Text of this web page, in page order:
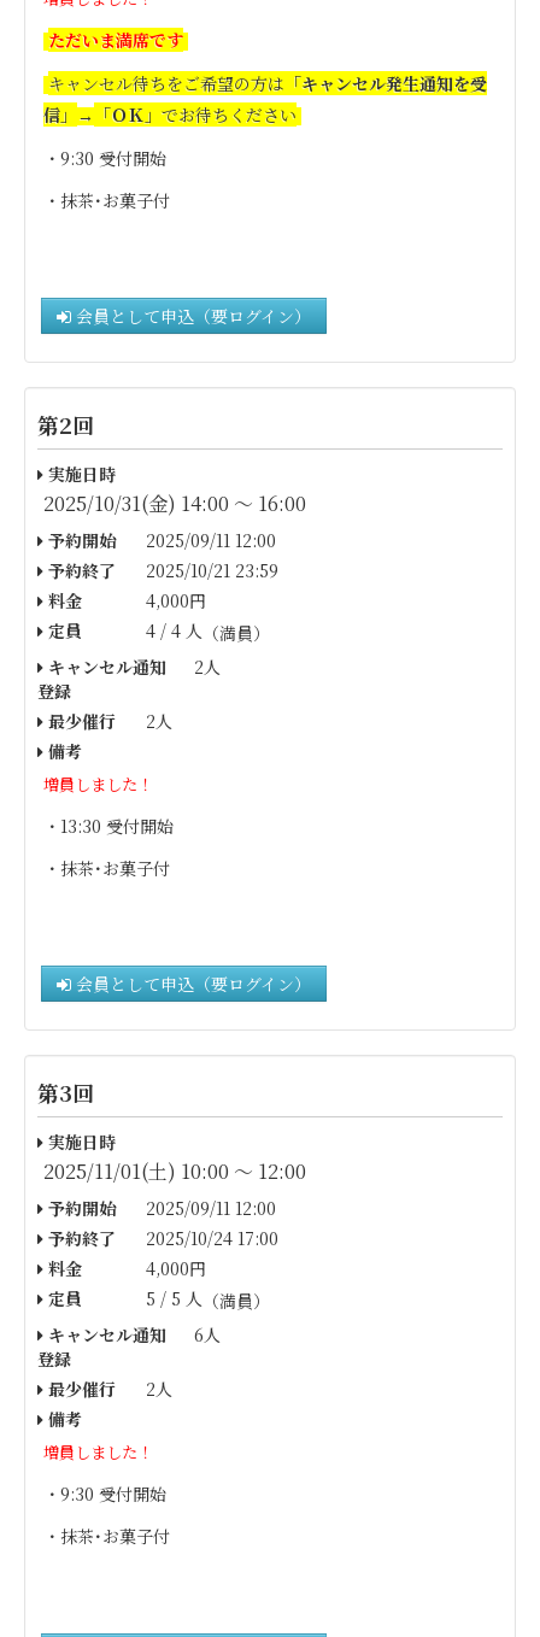
ただいま満席です
キャンセル待ちをご希望の方は 「キャンセル発生通知を受
信」
→ 「ＯＫ」でお待ちください
・9:30 受付開始
・抹茶･お菓子付
会員として申込（要ログイン）
第2回
実施日時
2025/10/31(金) 14:00 〜 16:00
予約開始
2025/09/11 12:00
予約終了
2025/10/21 23:59
料金
4,000円
定員
4 / 4 人 （満員）
キャンセル通知
登録
2人
最少催行
2人
備考
増員しました！
・13:30 受付開始
・抹茶･お菓子付
会員として申込（要ログイン）
第3回
実施日時
2025/11/01(土) 10:00 〜 12:00
予約開始
2025/09/11 12:00
予約終了
2025/10/24 17:00
料金
4,000円
定員
5 / 5 人 （満員）
キャンセル通知
登録
6人
最少催行
2人
備考
増員しました！
・9:30 受付開始
・抹茶･お菓子付